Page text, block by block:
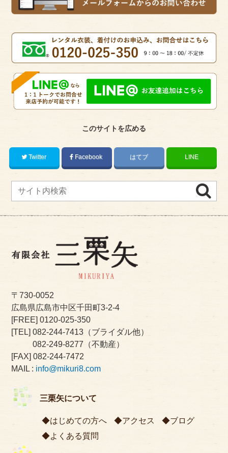
このサイトを広める
Twitter Facebook はてブ LINE
〒730-0052
広島県広島市中区千田町3-2-4
[FREE]0120-025-350
[TEL] 082-244-7413 （ブライダル他）
082-249-8277 （不動産）
[FAX] 082-244-7472
MAIL : info@mikuri8.com
三栗矢について
はじめての方へ アクセス
ブログ
よくある質問